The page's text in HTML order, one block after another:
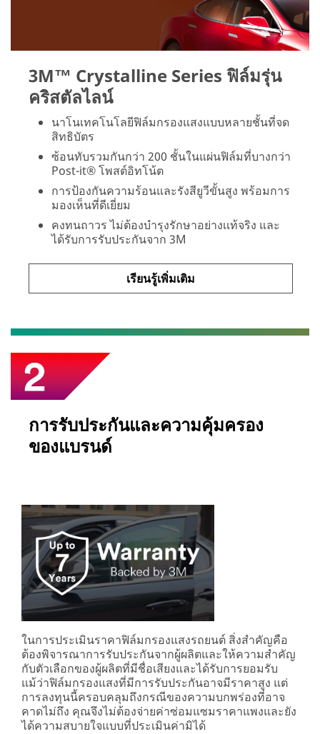
3M™ Crystalline Series ฟิล์มรุ่น
คริสตัลไลน์
นาโนเทคโนโลยีฟิล์มกรองแสงแบบหลายชั้นที่จด
สิทธิบัตร
ซ้อนทับรวมกันกว่า 200 ชั้นในแผ่นฟิล์มที่บางกว่า
Post-it® โพสต์อิทโน้ต
การป้องกันความร้อนและรังสียูวีขั้นสูง พร้อมการ
มองเห็นที่ดีเยี่ยม
คงทนถาวร ไม่ต้องบำรุงรักษาอย่างเเท้จริง และ
ได้รับการรับประกันจาก 3M
เรียนรู้เพิ่มเติม
การรับประกันและความคุ้มครอง
ของแบรนด์
ในการประเมินราคาฟิล์มกรองแสงรถยนต์ สิ่งสำคัญคือ
ต้องพิจารณาการรับประกันจากผู้ผลิตและให้ความสำคัญ
กับตัวเลือกของผู้ผลิตที่มีชื่อเสียงและได้รับการยอมรับ
แม้ว่าฟิล์มกรองแสงที่มีการรับประกันอาจมีราคาสูง แต่
การลงทุนนี้ครอบคลุมถึงกรณีของความบกพร่องที่อาจ
คาดไม่ถึง คุณจึงไม่ต้องจ่ายค่าซ่อมแซมราคาแพงและยัง
ได้ความสบายใจแบบที่ประเมินค่ามิได้